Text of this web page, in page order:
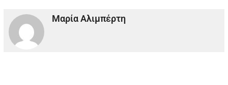
Μαρία Αλιμπέρτη